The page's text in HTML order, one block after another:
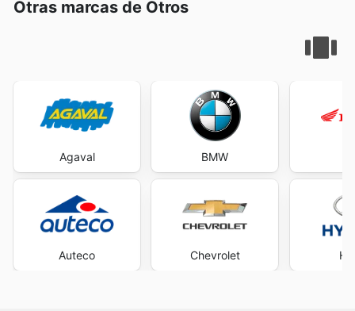
Otras marcas de Otros
Agaval
Auteco
BMW
Chevrolet